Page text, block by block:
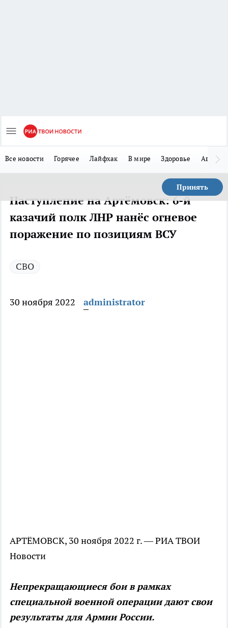
Все новости Горячее Лайфхак В мире Здоровье Авто
Принять
Наступление на Артёмовск: 6-й
казачий полк ЛНР нанёс огневое
поражение по позициям ВСУ
СВО
30 ноября 2022 administrator
АРТЁМОВСК, 30 ноября 2022 г. — РИА ТВОИ
Новости
Непрекращающиеся бои в рамках
специальной военной операции дают свои
результаты для Армии России.